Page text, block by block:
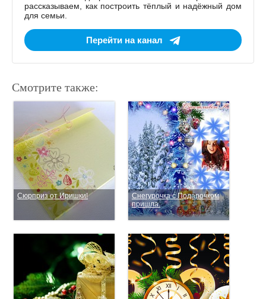
рассказываем, как построить тёплый и надёжный дом
для семьи.
Перейти на канал
Смотрите также:
Сюрприз от Иришки!
Снегурочка с Подарочком
пришла.